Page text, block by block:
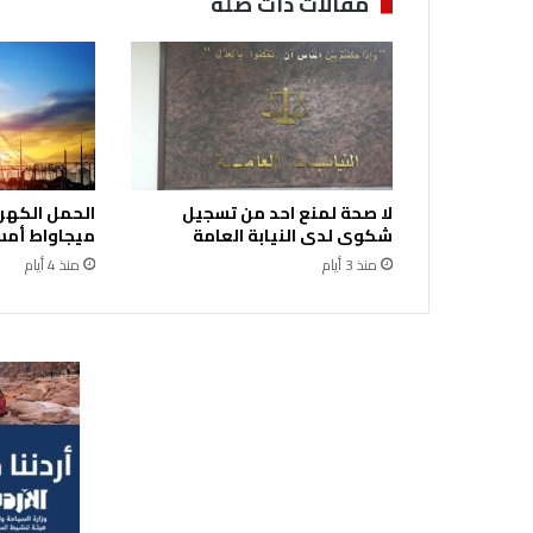
م
ط
ا
ت
ج
د
ي
د
ة
ع
ى
لا صحة لمنع احد من تسجيل
شكوى لدى النيابة العامة
منذ 3 أيام
ميجاواط
منذ 4 أيام